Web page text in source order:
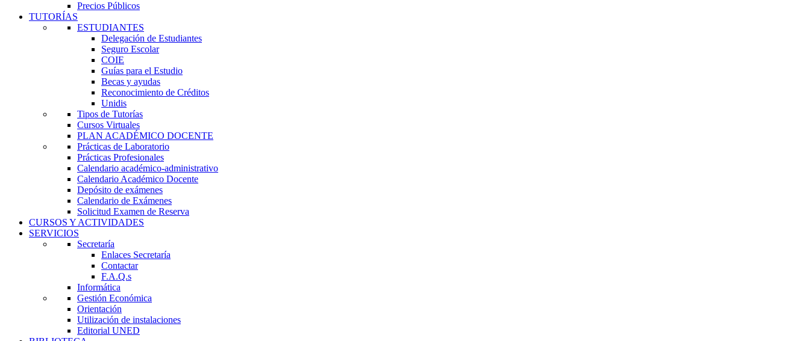
Precios Públicos
TUTORÍAS
ESTUDIANTES
Delegación de Estudiantes
Seguro Escolar
COIE
Guías para el Estudio
Becas y ayudas
Reconocimiento de Créditos
Unidis
Tipos de Tutorías
Cursos Virtuales
PLAN ACADÉMICO DOCENTE
Prácticas de Laboratorio
Prácticas Profesionales
Calendario académico-administrativo
Calendario Académico Docente
Depósito de exámenes
Calendario de Exámenes
Solicitud Examen de Reserva
CURSOS Y ACTIVIDADES
SERVICIOS
Secretaría
Enlaces Secretaría
Contactar
F.A.Q.s
Informática
Gestión Económica
Orientación
Utilización de instalaciones
Editorial UNED